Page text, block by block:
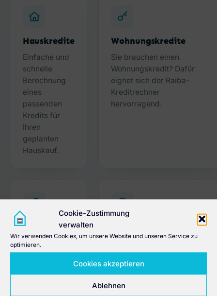
Cookie-Zustimmung
verwalten
Wir verwenden Cookies, um unsere Website und unseren Service zu
optimieren.
Cookies akzeptieren
Ablehnen
Hauskredite
Einfache und
schnelle
Berechnung
eines
passenden
Kredits für
Ihren
geplanten
Hauskauf.
Wohnungskredite
Sie brauchen einen
Wohnungskredit? Dafür
eignet sich der Raiba-
Kreditrechner
hervorragend.
Baukredite
Auch für die
Berechnung
Umschuldungsangebote?
Der Rechner gewährt
Einblick.